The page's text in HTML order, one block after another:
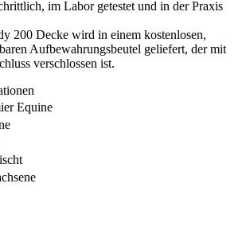
im Labor getestet und in der Praxis
200 Decke wird in einem kostenlosen,
Aufbewahrungsbeutel geliefert, der mit
verschlossen ist.
Equine